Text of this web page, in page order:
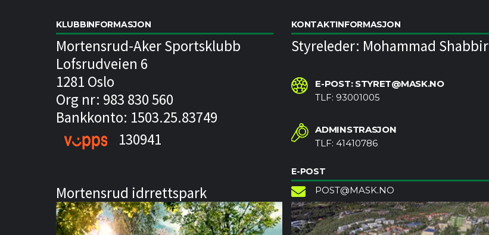
KLUBBINFORMASJON
Mortensrud-Aker Sportsklubb
Lofsrudveien 6
1281 Oslo
Org nr: 983 830 560
Bankkonto: 1503.25.83749
130941
Mortensrud idrrettspark
KONTAKTINFORMASJON
Styreleder: Mohammad Shabbir
E-POST: STYRET@MASK.NO
TLF: 93001005
ADMINSTRASJON
TLF: 41410786
E-POST
POST@MASK.NO